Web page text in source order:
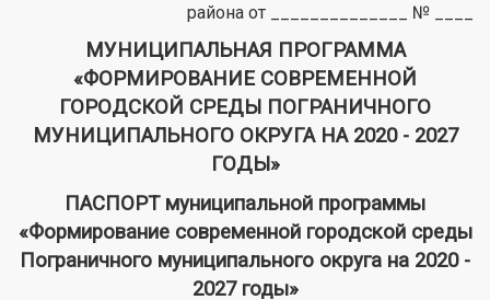
района от ______________ № ____
МУНИЦИПАЛЬНАЯ ПРОГРАММА
«ФОРМИРОВАНИЕ СОВРЕМЕННОЙ
ГОРОДСКОЙ СРЕДЫ ПОГРАНИЧНОГО
МУНИЦИПАЛЬНОГО ОКРУГА НА 2020 - 2027
ГОДЫ»
ПАСПОРТ муниципальной программы
«Формирование современной городской среды
Пограничного муниципального округа на 2020 -
2027 годы»